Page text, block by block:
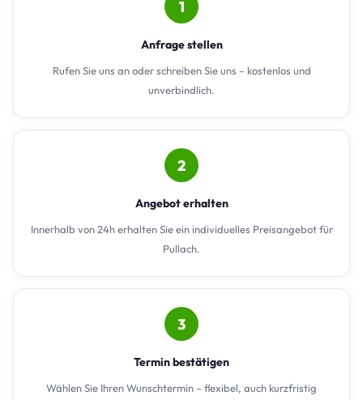
1
Anfrage stellen
Rufen Sie uns an oder schreiben Sie uns – kostenlos und
unverbindlich.
2
Angebot erhalten
Innerhalb von 24h erhalten Sie ein individuelles Preisangebot für
Pullach.
3
Termin bestätigen
Wählen Sie Ihren Wunschtermin – flexibel, auch kurzfristig